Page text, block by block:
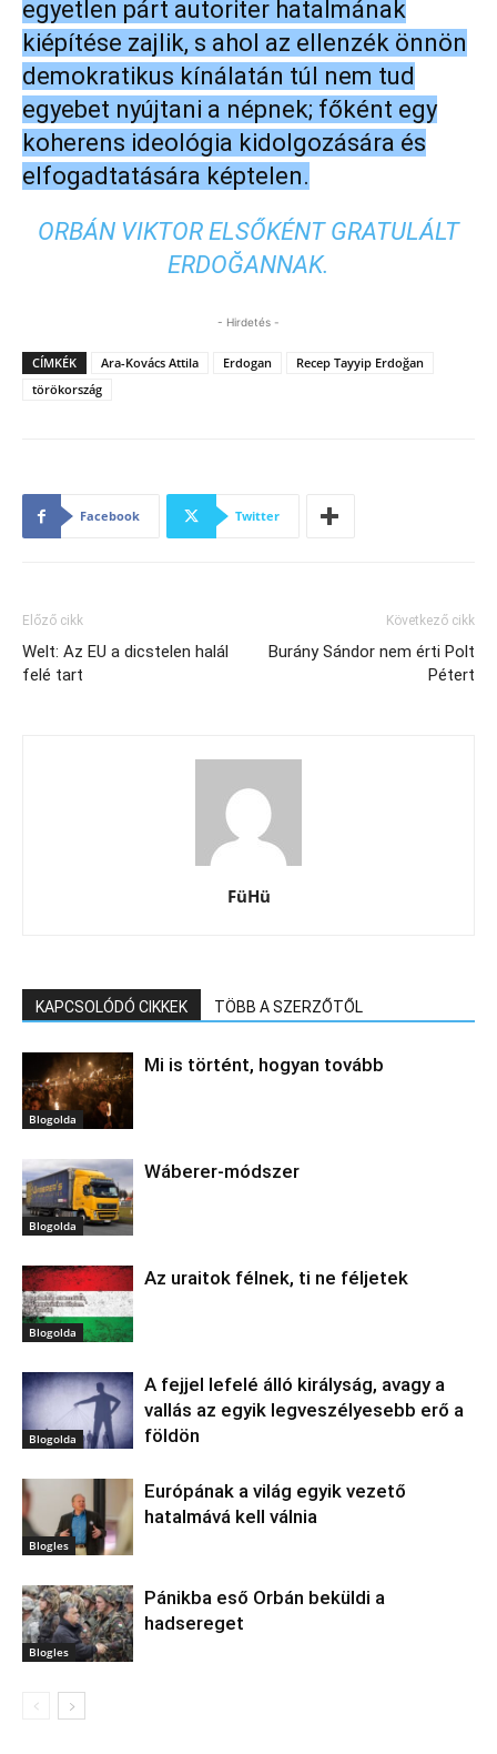
egyetlen párt autoriter hatalmának
kiépítése zajlik, s ahol az ellenzék önnön
demokratikus kínálatán túl nem tud
egyebet nyújtani a népnek; főként egy
koherens ideológia kidolgozására és
elfogadtatására képtelen.
ORBÁN VIKTOR ELSŐKÉNT GRATULÁLT
ERDOĞANNAK.
- Hirdetés -
CÍMKÉK Ara-Kovács Attila Erdogan
Recep Tayyip Erdoğan
törökország
Facebook Twitter
Előző cikk
Welt: Az EU a dicstelen halál
felé tart
Következő cikk
Burány Sándor nem érti Polt
Pétert
FüHü
KAPCSOLÓDÓ CIKKEK TÖBB A SZERZŐTŐL
Blogolda
Mi is történt, hogyan tovább
Blogolda
Wáberer-módszer
Blogolda
Az uraitok félnek, ti ne féljetek
Blogolda
A fejjel lefelé álló királyság, avagy a
vallás az egyik legveszélyesebb erő a
földön
Blogles
Európának a világ egyik vezető
hatalmává kell válnia
Blogles
Pánikba eső Orbán beküldi a
hadsereget